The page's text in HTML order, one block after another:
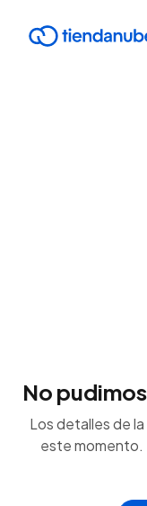
No
Los detalles de
este momento.